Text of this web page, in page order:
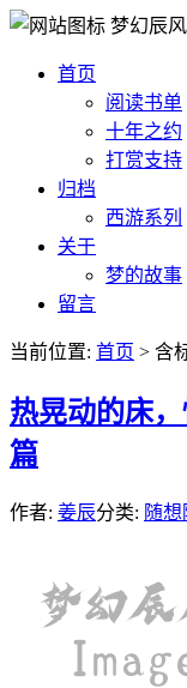
梦幻辰风
首页
阅读书单
十年之约
打赏支持
归档
西游系列
关于
梦的故事
留言
当前位置: 首页 > 含
热晃动的床
篇
作者: 姜辰分类: 随想